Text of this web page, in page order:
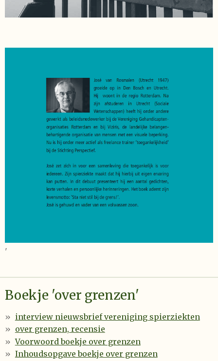
'
Boekje 'over grenzen'
interview nieuwsbrief vereniging spierziekten
over grenzen, recensie
Voorwoord boekje over grenzen
Inhoudsopgave boekje over grenzen